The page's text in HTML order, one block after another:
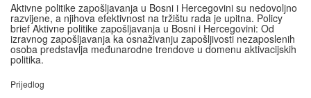
Aktivne politike zapošljavanja u Bosni i Hercegovini su nedovoljno
razvijene, a njihova efektivnost na tržištu rada je upitna. Policy
brief Aktivne politike zapošljavanja u Bosni i Hercegovini: Od
izravnog zapošljavanja ka osnaživanju zapošljivosti nezaposlenih
osoba predstavlja međunarodne trendove u domenu aktivacijskih
politika.
Prijedlog